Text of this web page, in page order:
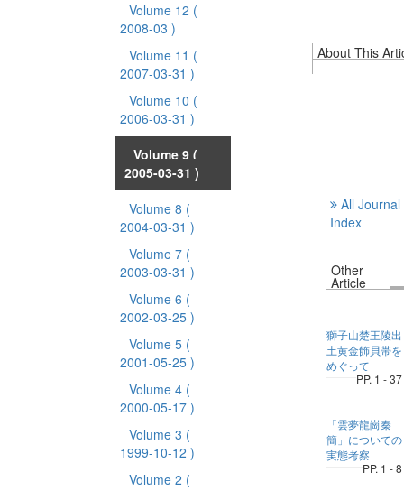
Volume 12 (
2008-03 )
Volume 11 (
2007-03-31 )
Volume 10 (
2006-03-31 )
Volume 9 (
2005-03-31 )
Volume 8 (
2004-03-31 )
Volume 7 (
2003-03-31 )
Volume 6 (
2002-03-25 )
Volume 5 (
2001-05-25 )
Volume 4 (
2000-05-17 )
Volume 3 (
1999-10-12 )
Volume 2 (
About This
All Journal
Index
Other
Article
獅子山楚王陵出
土黄金飾貝帯を
めぐって
PP. 1 - 37
「雲夢龍崗秦
簡」についての
実態考察
PP. 1 - 8